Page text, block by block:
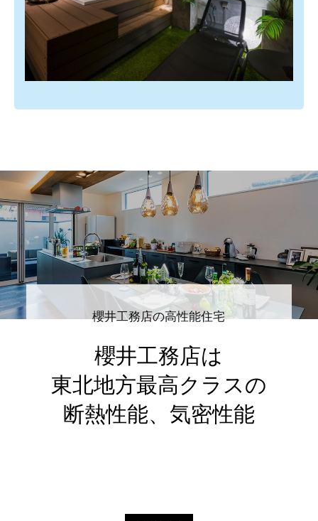
櫻井工務店の高性能住宅
櫻井工務店は
東北地方最高クラスの
断熱性能、気密性能